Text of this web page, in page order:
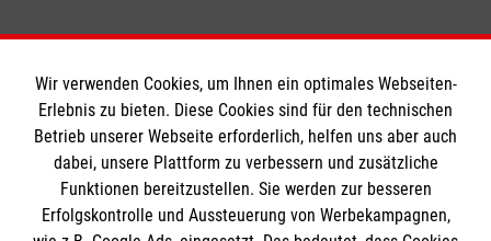
Informationen
Impressum
Wir verwenden Cookies, um Ihnen ein optimales Webseiten-
Erlebnis zu bieten. Diese Cookies sind für den technischen
Betrieb unserer Webseite erforderlich, helfen uns aber auch
dabei, unsere Plattform zu verbessern und zusätzliche
Funktionen bereitzustellen. Sie werden zur besseren
Erfolgskontrolle und Aussteuerung von Werbekampagnen,